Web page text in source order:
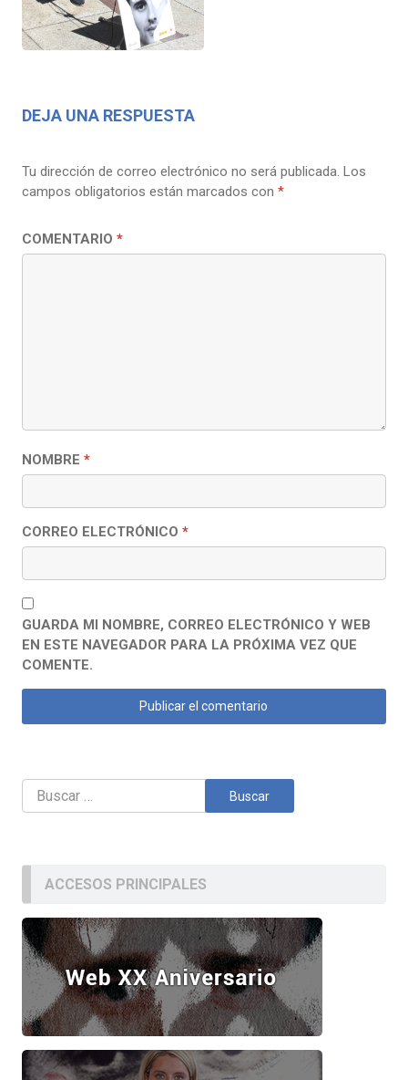
DEJA UNA RESPUESTA
Tu dirección de correo electrónico no será publicada. Los
campos obligatorios están marcados con *
COMENTARIO *
NOMBRE *
CORREO ELECTRÓNICO *
GUARDA MI NOMBRE, CORREO ELECTRÓNICO Y WEB
EN ESTE NAVEGADOR PARA LA PRÓXIMA VEZ QUE
COMENTE.
Buscar:
ACCESOS PRINCIPALES